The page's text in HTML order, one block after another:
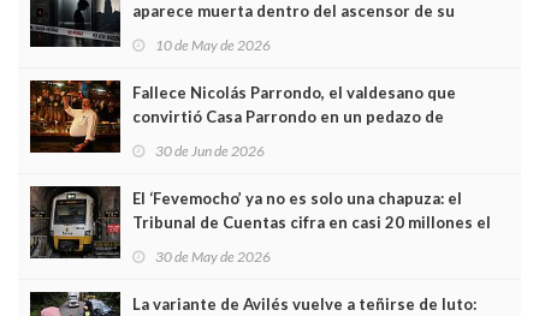
aparece muerta dentro del ascensor de su
edificio y las cámaras captan sus últimos minutos
10 de May de 2026
Fallece Nicolás Parrondo, el valdesano que
convirtió Casa Parrondo en un pedazo de
Asturias en Madrid
30 de Jun de 2026
El ‘Fevemocho’ ya no es solo una chapuza: el
Tribunal de Cuentas cifra en casi 20 millones el
sobrecoste de los trenes que no cabían por los
30 de May de 2026
La variante de Avilés vuelve a teñirse de luto: